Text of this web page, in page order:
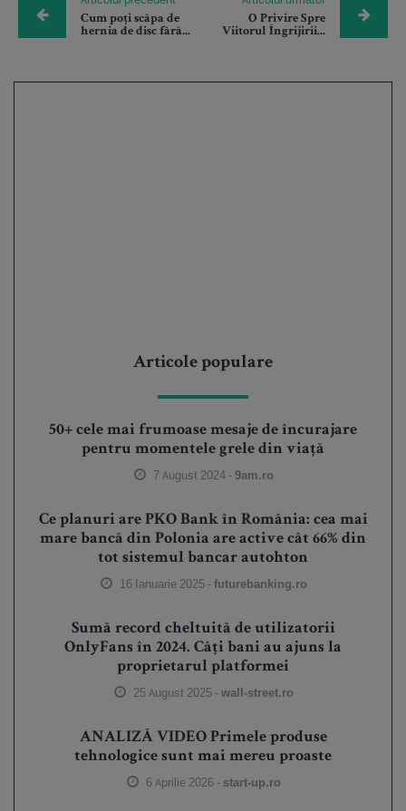
Cum poți scăpa de
hernia de disc fără...
O Privire Spre
Viitorul Îngrijirii...
Articole populare
50+ cele mai frumoase mesaje de încurajare
pentru momentele grele din viață
7 August 2024 -9am.ro
Ce planuri are PKO Bank în România: cea mai
mare bancă din Polonia are active cât 66% din
tot sistemul bancar autohton
16 Ianuarie 2025 -futurebanking.ro
Sumă record cheltuită de utilizatorii
OnlyFans în 2024. Câți bani au ajuns la
proprietarul platformei
25 August 2025 -wall-street.ro
ANALIZĂ VIDEO Primele produse
tehnologice sunt mai mereu proaste
6 Aprilie 2026 - start-up.ro